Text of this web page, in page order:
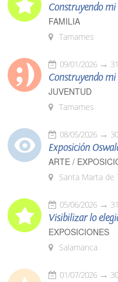
Construyendo
FAMILIA
Tamames
09/01/2026
Construyendo
JUVENTUD
Tamames
08/05/2026
Exposición
ARTE /
Santa Marta de
05/06/2026
Visibilizar lo
EXPOSICIONES
Salamanca
01/07/2026